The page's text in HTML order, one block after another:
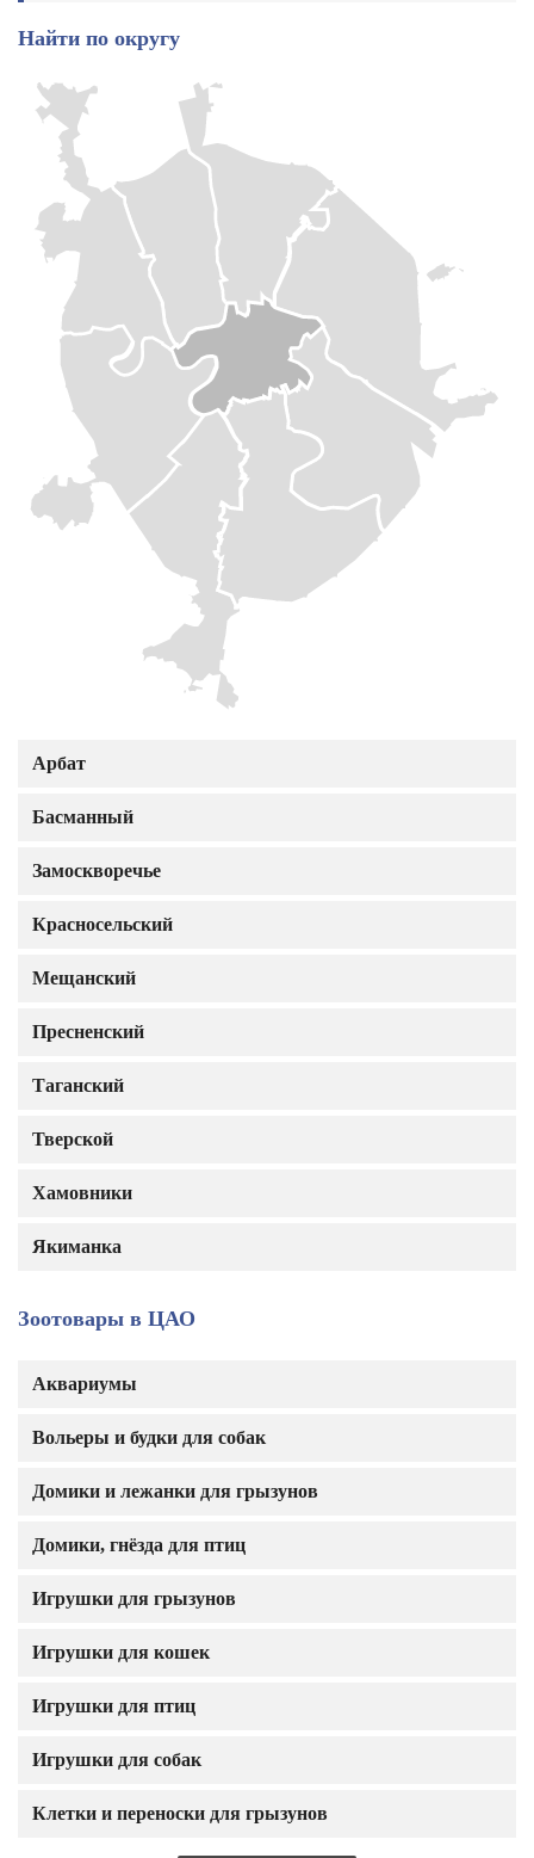
Найти по округу
Арбат
Басманный
Замоскворечье
Красносельский
Мещанский
Пресненский
Таганский
Тверской
Хамовники
Якиманка
Зоотовары в ЦАО
Аквариумы
Вольеры и будки для собак
Домики и лежанки для грызунов
Домики, гнёзда для птиц
Игрушки для грызунов
Игрушки для кошек
Игрушки для птиц
Игрушки для собак
Клетки и переноски для грызунов